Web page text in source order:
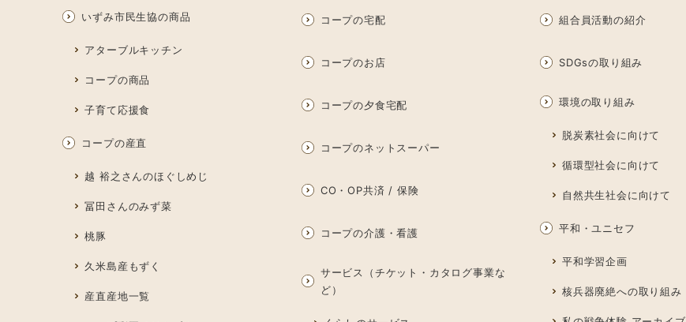
いずみ市民生協の商品
アターブルキッチン
コープの商品
子育て応援食
コープの産直
越 裕之さんのほぐしめじ
冨田さんのみず菜
桃豚
久米島産もずく
産直産地一覧
コープの宅配
コープのお店
コープの夕食宅配
コープのネットスーパー
CO・OP共済 / 保険
コープの介護・看護
サービス（チケット・カタログ事業な
ど）
組合員活動の紹介
SDGsの取り組み
環境の取り組み
脱炭素社会に向けて
循環型社会に向けて
自然共生社会に向けて
平和・ユニセフ
平和学習企画
核兵器廃絶への取り組み